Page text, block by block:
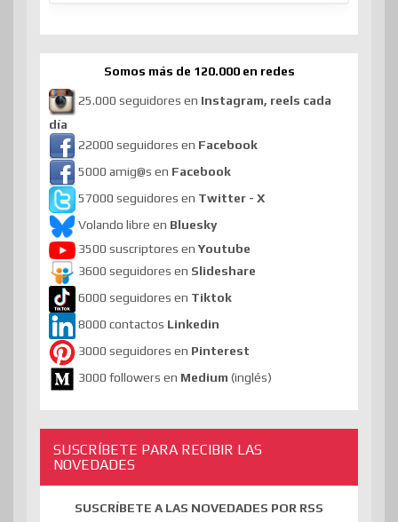
Somos más de 120.000 en redes
25.000 seguidores en Instagram, reels cada
día
22000 seguidores en Facebook
5000 amig@s en Facebook
57000 seguidores en Twitter - X
Volando libre en Bluesky
3500 suscriptores en Youtube
3600 seguidores en Slideshare
6000 seguidores en Tiktok
8000 contactos Linkedin
3000 seguidores en Pinterest
3000 followers en Medium (inglés)
SUSCRÍBETE PARA RECIBIR LAS
NOVEDADES
SUSCRÍBETE A LAS NOVEDADES POR RSS